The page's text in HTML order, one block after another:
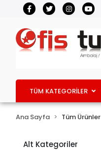
TÜM KATEGORİLER
Ana Sayfa Tüm Ürünler
Alt Kategoriler